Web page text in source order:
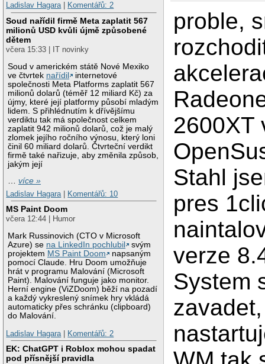
Ladislav Hagara| Komentářů: 2
Soud nařídil firmě Meta zaplatit 567
milionů USD kvůli újmě způsobené
dětem
včera 15:33 | IT novinky
Soud v americkém státě Nové Mexiko
ve čtvrtek nařídil
internetové
společnosti Meta Platforms zaplatit 567
milionů dolarů (téměř 12 miliard Kč) za
újmy, které její platformy působí mladým
lidem. S přihlédnutím k dřívějšímu
verdiktu tak má společnost celkem
zaplatit 942 milionů dolarů, což je malý
zlomek jejího ročního výnosu, který loni
činil 60 miliard dolarů. Čtvrteční verdikt
firmě také nařizuje, aby změnila způsob,
jakým její
…více »
Ladislav Hagara
Komentářů: 10
MS Paint Doom
včera 12:44 | Humor
Mark Russinovich (CTO v Microsoft
Azure) se na LinkedIn pochlubil
svým
projektem MS Paint Doom
napsaným
pomocí Claude. Hru Doom umožňuje
hrát v programu Malování (Microsoft
Paint). Malování funguje jako monitor.
Herní engine (ViZDoom) běží na pozadí
a každý vykreslený snímek hry vkládá
automaticky přes schránku (clipboard)
do Malování.
Ladislav Hagara
Komentářů: 2
EK: ChatGPT i Roblox mohou spadat
pod přísnější pravidla
proble,
2600XT
Stahl
pres
verze
System